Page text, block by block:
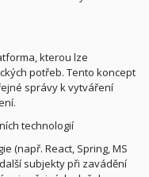
kterou lze
potřeb. Tento koncept
správy k vytváření
technologií
(např. React, Spring, MS
subjekty při zavádění